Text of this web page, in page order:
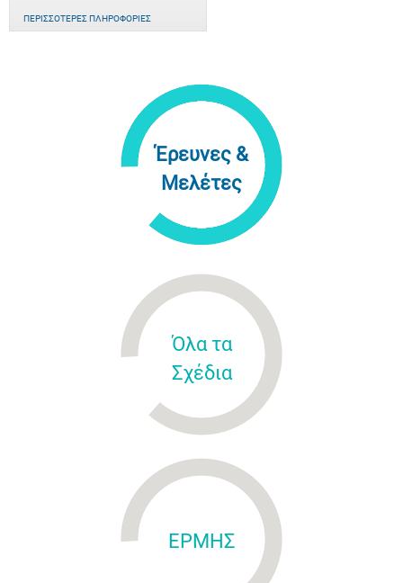
ΠΕΡΙΣΣΌΤΕΡΕΣ ΠΛΗΡΟΦΟΡΊΕΣ
Έρευνες &
Μελέτες
Όλα τα
Σχέδια
ΕΡΜΗΣ